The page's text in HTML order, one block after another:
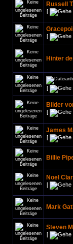
Russell
[
[
Hinter
[
Bilder
[
James
[
Billie
Noel
[
Mark
Steven
[